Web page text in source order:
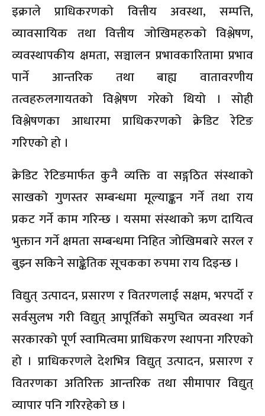
इक्राले प्राधिकरणको वित्तीय अवस्था, सम्पत्ति,
व्यावसायिक तथा वित्तीय जोखिमहरुको विश्लेषण,
व्यवस्थापकीय क्षमता, सञ्चालन प्रभावकारितामा प्रभाव
पार्ने आन्तरिक तथा बाह्य वातावरणीय
तत्वहरुलगायतको विश्लेषण गरेको थियो । सोही
विश्लेषणका आधारमा प्राधिकरणको क्रेडिट रेटिङ
गरिएको हो ।
क्रेडिट रेटिङमार्फत कुनै व्यक्ति वा सङ्गठित संस्थाको
साखको गुणस्तर सम्बन्धमा मूल्याङ्कन गर्ने तथा राय
प्रकट गर्ने काम गरिन्छ । यसमा संस्थाको ऋण दायित्व
भुक्तान गर्ने क्षमता सम्बन्धमा निहित जोखिमबारे सरल र
बुझ्न सकिने साङ्केतिक सूचकका रुपमा राय दिइन्छ ।
विद्युत् उत्पादन, प्रसारण र वितरणलाई सक्षम, भरपर्दो र
सर्वसुलभ गरी विद्युत् आपूर्तिको समुचित व्यवस्था गर्न
सरकारको पूर्ण स्वामित्वमा प्राधिकरण स्थापना गरिएको
हो । प्राधिकरणले देशभित्र विद्युत् उत्पादन, प्रसारण र
वितरणका अतिरिक्त आन्तरिक तथा सीमापार विद्युत्
व्यापार पनि गरिरहेको छ ।